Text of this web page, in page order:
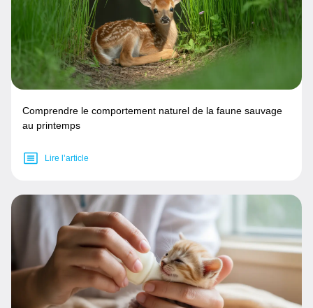
Comprendre le comportement naturel de la faune sauvage
au printemps
Lire l’article